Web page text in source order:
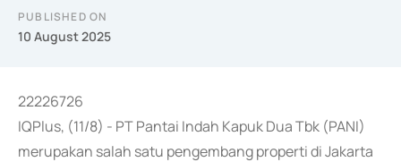
PUBLISHED ON
10 August 2025
22226726
IQPlus, (11/8) - PT Pantai Indah Kapuk Dua Tbk (PANI)
merupakan salah satu pengembang properti di Jakarta